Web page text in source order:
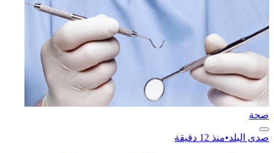
صحة
صدى البلد•منذ 12 دقيقة